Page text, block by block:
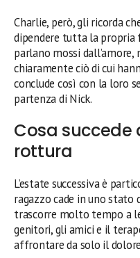
Charlie, però, gli ricorda
dipendere tutta la propria
parlano mossi
chiaramente ciò di cui
conclude così con la loro
partenza di Nick.
Cosa succede
rottura
L’estate successiva è
ragazzo cade in uno stato
trascorre molto tempo a
genitori, gli amici e il
affrontare da solo il